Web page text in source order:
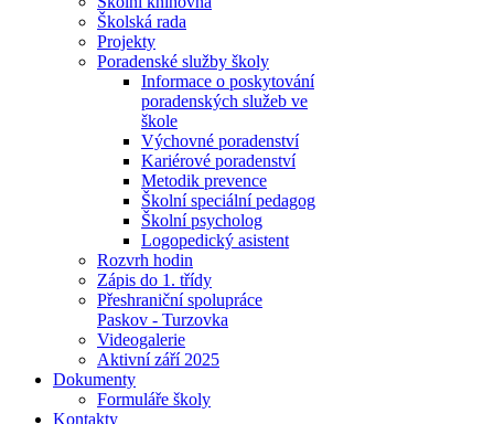
Školská rada
Projekty
Poradenské služby školy
Informace o poskytování
poradenských služeb ve
škole
Výchovné poradenství
Kariérové poradenství
Metodik prevence
Školní speciální pedagog
Školní psycholog
Logopedický asistent
Rozvrh hodin
Zápis do 1. třídy
Přeshraniční spolupráce
Paskov - Turzovka
Videogalerie
Aktivní září 2025
Dokumenty
Formuláře školy
Kontakty